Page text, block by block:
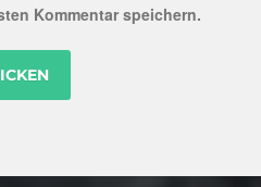
Kommentar speichern.